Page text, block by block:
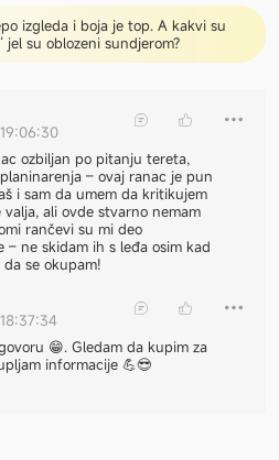
izgleda i boja je top. A kakvi su
jel su oblozeni sundjerom?
ozbiljan po pitanju tereta,
– ovaj ranac je pun
i sam da umem da kritikujem
ali ovde stvarno nemam
rančevi su mi deo
– ne skidam ih s leđa osim kad
se okupam!
😁. Gledam da kupim za
informacije 💪😎